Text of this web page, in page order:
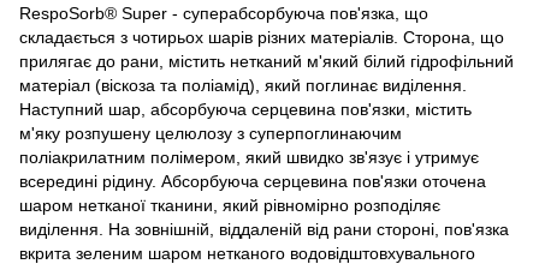
RespoSorb® Super - суперабсорбуюча пов'язка, що
складається з чотирьох шарів різних матеріалів. Сторона, що
прилягає до рани, містить нетканий м'який білий гідрофільний
матеріал (віскоза та поліамід), який поглинає виділення.
Наступний шар, абсорбуюча серцевина пов'язки, містить
м'яку розпушену целюлозу з суперпоглинаючим
поліакрилатним полімером, який швидко зв'язує і утримує
всередині рідину. Абсорбуюча серцевина пов'язки оточена
шаром нетканої тканини, який рівномірно розподіляє
виділення. На зовнішній, віддаленій від рани стороні, пов'язка
вкрита зеленим шаром нетканого водовідштовхувального